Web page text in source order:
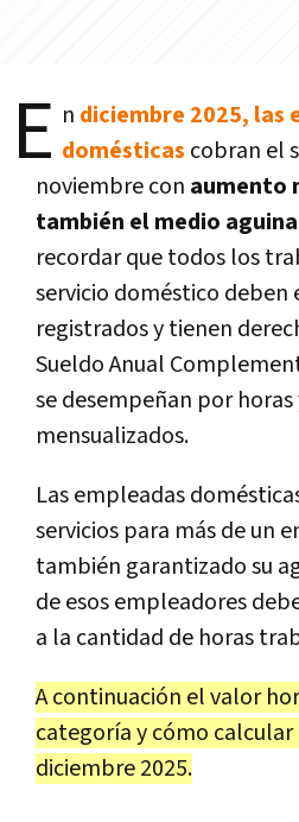
E n diciembre 2025, las
domésticas cobran el
noviembre con aumento
también el medio
recordar que todos los
servicio doméstico
registrados y tienen
Sueldo Anual
se desempeñan por horas
mensualizados.
Las empleadas
servicios para más de un
también garantizado su
de esos empleadores
a la cantidad de horas
A continuación el valor
categoría y cómo
diciembre 2025.